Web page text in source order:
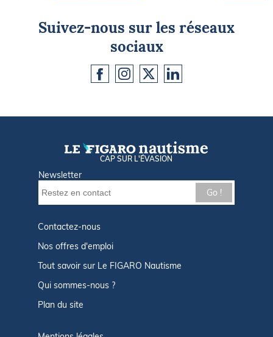
Suivez-nous sur les réseaux
sociaux
CAP SUR L'ÉVASION
Newsletter
Go !
Contactez-nous
Nos offres d'emploi
Tout savoir sur Le FIGARO Nautisme
Qui sommes-nous ?
Plan du site